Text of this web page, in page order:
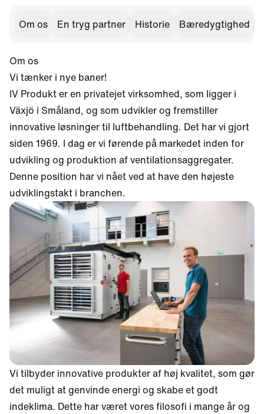
Om os En tryg partner Historie Bæredygtighed
Om os
Vi tænker i nye baner!
IV Produkt er en privatejet virksomhed, som ligger i
Växjö i Småland, og som udvikler og fremstiller
innovative løsninger til luftbehandling. Det har vi gjort
siden 1969. I dag er vi førende på markedet inden for
udvikling og produktion af ventilationsaggregater.
Denne position har vi nået ved at have den højeste
udviklingstakt i branchen.
Vi tilbyder innovative produkter af høj kvalitet, som gør
det muligt at genvinde energi og skabe et godt
indeklima. Dette har været vores filosofi i mange år og